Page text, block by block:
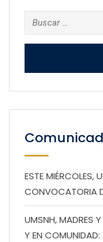
Buscar:
ESTE MIÉRCOLES,
CONVOCATORIA
UMSNH, MADRES
Y EN